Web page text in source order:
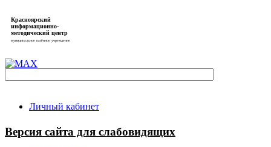
Красноярский
информационно-
методический центр
муниципальное казённое учреждение
Личный кабинет
Версия сайта для слабовидящих